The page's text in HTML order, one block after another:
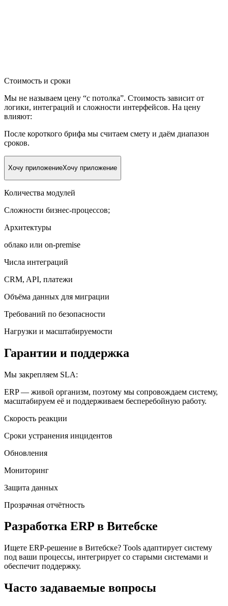
Стоимость и сроки
Мы не называем цену “с потолка”. Стоимость зависит от
логики, интеграций и сложности интерфейсов. На цену
влияют:
После короткого брифа мы считаем смету и даём диапазон
сроков.
Хочу приложениеХочу приложение
Количества модулей
Сложности бизнес-процессов;
Архитектуры
облако или on-premise
Числа интеграций
CRM, API, платежи
Объёма данных для миграции
Требований по безопасности
Нагрузки и масштабируемости
Гарантии и поддержка
Мы закрепляем SLA:
ERP — живой организм, поэтому мы сопровождаем систему,
масштабируем её и поддерживаем бесперебойную работу.
Скорость реакции
Сроки устранения инцидентов
Обновления
Мониторинг
Защита данных
Прозрачная отчётность
Разработка ERP в Витебске
Ищете ERP-решение в Витебске? Tools адаптирует систему
под ваши процессы, интегрирует со старыми системами и
обеспечит поддержку.
Часто задаваемые вопросы